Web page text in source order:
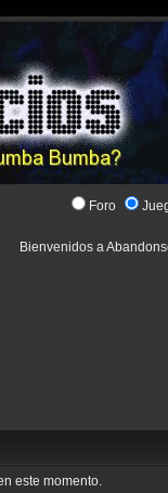
Foro
Bienvenidos a
este momento.